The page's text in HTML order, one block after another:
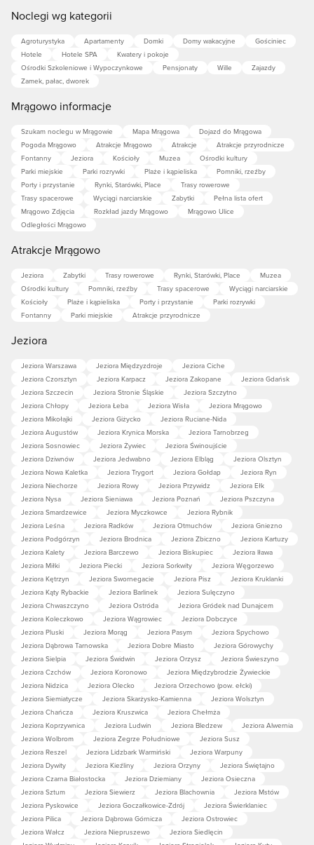
Noclegi wg kategorii
Agroturystyka Apartamenty Domki Domy wakacyjne
Gościniec
Hotele
Hotele SPA
Kwatery i pokoje
Ośrodki Szkoleniowe i Wypoczynkowe
Pensjonaty Wille
Zajazdy
Zamek, pałac, dworek
Mrągowo informacje
Szukam noclegu w Mrągowie Mapa Mrągowa
Dojazd do Mrągowa
Pogoda Mrągowo
Atrakcje Mrągowo Atrakcje
Atrakcje przyrodnicze
Fontanny
Jeziora Kościoły Muzea
Ośrodki kultury
Parki miejskie
Parki rozrywki Plaże i kąpieliska
Pomniki, rzeźby
Porty i przystanie
Rynki, Starówki, Place
Trasy rowerowe
Trasy spacerowe
Wyciągi narciarskie Zabytki
Pełna lista ofert
Mrągowo Zdjęcia
Rozkład jazdy Mrągowo
Mrągowo Ulice
Odległości Mrągowo
Atrakcje Mrągowo
Jeziora Zabytki Trasy rowerowe Rynki, Starówki, Place
Muzea
Ośrodki kultury
Pomniki, rzeźby Trasy spacerowe
Wyciągi narciarskie
Kościoły
Plaże i kąpieliska Porty i przystanie
Parki rozrywki
Fontanny
Parki miejskie Atrakcje przyrodnicze
Jeziora
Jeziora Warszawa Jeziora Międzyzdroje
Jeziora Ciche
Jeziora Czorsztyn
Jeziora Karpacz Jeziora Zakopane
Jeziora Gdańsk
Jeziora Szczecin
Jeziora Stronie Śląskie
Jeziora Szczytno
Jeziora Chłopy
Jeziora Łeba Jeziora Wisła
Jeziora Mrągowo
Jeziora Mikołajki
Jeziora Giżycko
Jeziora Ruciane-Nida
Jeziora Augustów
Jeziora Krynica Morska
Jeziora Tarnobrzeg
Jeziora Sosnowiec
Jeziora Żywiec
Jeziora Świnoujście
Jeziora Dziwnów
Jeziora Jedwabno Jeziora Elbląg
Jeziora Olsztyn
Jeziora Nowa Kaletka
Jeziora Trygort Jeziora Gołdap
Jeziora Ryn
Jeziora Niechorze
Jeziora Rowy Jeziora Przywidz
Jeziora Ełk
Jeziora Nysa
Jeziora Sieniawa Jeziora Poznań
Jeziora Pszczyna
Jeziora Smardzewice
Jeziora Myczkowce
Jeziora Rybnik
Jeziora Leśna
Jeziora Radków Jeziora Otmuchów
Jeziora Gniezno
Jeziora Podgórzyn
Jeziora Brodnica Jeziora Zbiczno
Jeziora Kartuzy
Jeziora Kalety
Jeziora Barczewo Jeziora Biskupiec
Jeziora Iława
Jeziora Miłki
Jeziora Piecki Jeziora Sorkwity
Jeziora Węgorzewo
Jeziora Kętrzyn
Jeziora Swornegacie Jeziora Pisz
Jeziora Kruklanki
Jeziora Kąty Rybackie
Jeziora Barlinek
Jeziora Sulęczyno
Jeziora Chwaszczyno
Jeziora Ostróda
Jeziora Gródek nad Dunajcem
Jeziora Koleczkowo
Jeziora Wągrowiec
Jeziora Dobczyce
Jeziora Pluski
Jeziora Morąg Jeziora Pasym
Jeziora Spychowo
Jeziora Dąbrowa Tarnowska
Jeziora Dobre Miasto
Jeziora Górowychy
Jeziora Sielpia
Jeziora Świdwin Jeziora Orzysz
Jeziora Świeszyno
Jeziora Czchów
Jeziora Koronowo
Jeziora Międzybrodzie Żywieckie
Jeziora Nidzica
Jeziora Olecko
Jeziora Orzechowo (pow. ełcki)
Jeziora Siemiatycze
Jeziora Skarżysko-Kamienna
Jeziora Wolsztyn
Jeziora Chańcza
Jeziora Kruszwica
Jeziora Chełmża
Jeziora Koprzywnica
Jeziora Ludwin Jeziora Bledzew
Jeziora Alwernia
Jeziora Wolbrom
Jeziora Zegrze Południowe
Jeziora Susz
Jeziora Reszel
Jeziora Lidzbark Warmiński
Jeziora Warpuny
Jeziora Dywity
Jeziora Kieźliny Jeziora Orzyny
Jeziora Świętajno
Jeziora Czarna Białostocka
Jeziora Dziemiany
Jeziora Osieczna
Jeziora Sztum
Jeziora Siewierz Jeziora Blachownia
Jeziora Mstów
Jeziora Pyskowice
Jeziora Goczałkowice-Zdrój
Jeziora Świerklaniec
Jeziora Pilica
Jeziora Dąbrowa Górnicza
Jeziora Ostrowiec
Jeziora Wałcz
Jeziora Niepruszewo
Jeziora Siedlęcin